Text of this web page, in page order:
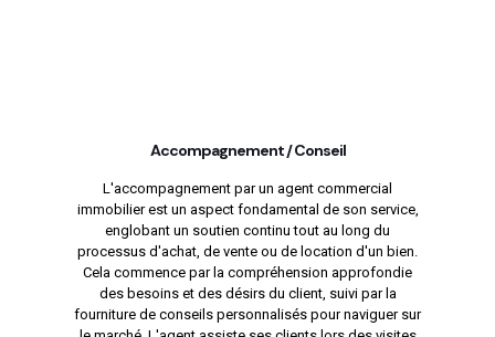
Accompagnement / Conseil
L'accompagnement par un agent commercial
immobilier est un aspect fondamental de son service,
englobant un soutien continu tout au long du
processus d'achat, de vente ou de location d'un bien.
Cela commence par la compréhension approfondie
des besoins et des désirs du client, suivi par la
fourniture de conseils personnalisés pour naviguer sur